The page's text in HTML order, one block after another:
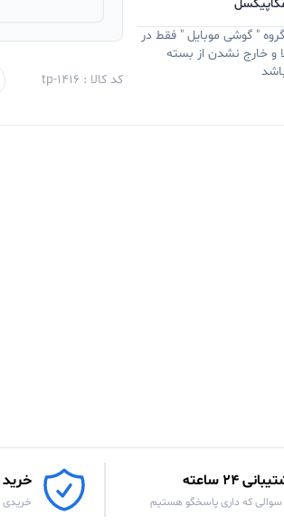
" گوشی موبایل " فقط در
و خارج نشدن از بسته
کد کالا : tp-1416
24 ساعته
که داری پاسخگو هستیم خریدی